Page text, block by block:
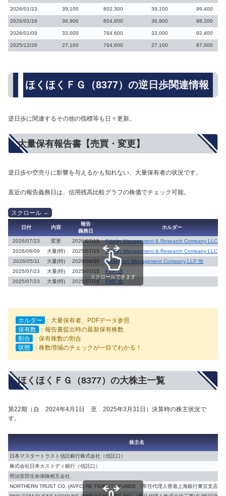
2026/01/23 39,100 802,300 39,100 99,400
2026/01/16 36,900 804,800 36,900 98,200
2026/01/09 33,000 784,600 33,000 92,400
2025/12/26 27,100 794,600 27,100 87,000
ほくほくＦＧ（8377）の逆日歩関連情報
逆日歩に関連するその他の指標等も日々更新。
大量保有報告書【売買・変更】
逆日歩や空売りに影響を与えるかも知れない、大量保有者の状況です。
直近の報告義務日は、信用残高比較グラフの株価でチェック可能。
日付 内容
報告
義務日
ホルダー
2026/07/23 変更 2026/07/15
Fidelity Management & Research Company LLC 他
2026/06/09
大量(特) 2025/07/15
Fidelity Management & Research Company LLC 他
2026/05/11
大量(特) 2026/04/30
Wellington Management Company LLP 他
2025/07/23
大量(特) 2025/07/15
FMR 他
2025/07/23
大量(特) 2025/07/15 FMR 他
スクロールできます
ホルダー
：大量保有者、PDFデータ参照
保有数
：報告書提出時の最新保有株数
割合
：保有株数の割合
状態
：株数増減のチェックが一目でわかる！
ほくほくＦＧ（8377）の大株主一覧
第22期（自 2024年4月1日 至 2025年3月31日）決算時の株主状況で
す。
株主名
日本マスタートラスト信託銀行株式会社（信託口）
株式会社日本カストディ銀行（信託口）
明治安田生命保険相互会社
NORTHERN TRUST CO. (AVFC) RE FIDELITY FUNDS （常任代理人香港上海銀行東京支店カ